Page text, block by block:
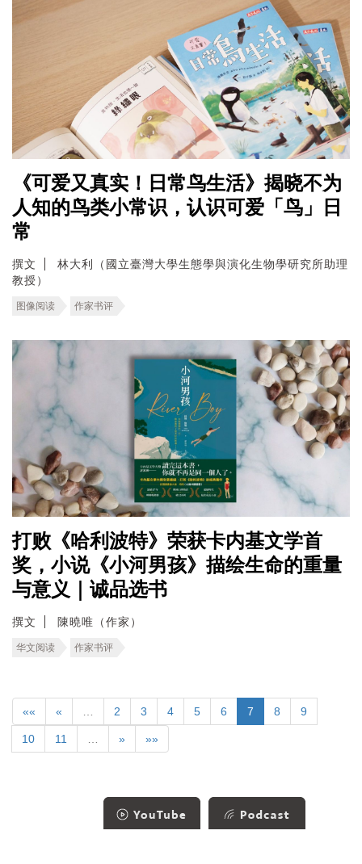
《可爱又真实！日常鸟生活》揭晓不为
人知的鸟类小常识，认识可爱「鸟」日
常
撰文
林大利（國立臺灣大學生態學與演化生物學研究所助理
教授）
图像阅读 作家书评
打败《哈利波特》荣获卡内基文学首
奖，小说《小河男孩》描绘生命的重量
与意义｜诚品选书
撰文 陳曉唯（作家）
华文阅读 作家书评
«« « 2 3 4 5 6 7 8 9
10 11 » »»